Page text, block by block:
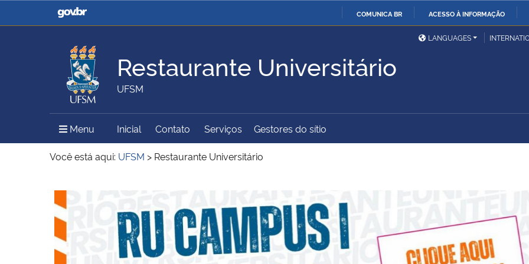
COMUNICA BR ACESSO À INFORMAÇÃO
Casa Civil
Ministério da Justiça e
Ministério da Defesa
Ministério das Relações
Exteriores
Ministério da Agricultura,
Pecuária e Abastecimento
Ministério da Educação Ministério da Cidadania
Ministério do Meio Ambiente Ministério do Turismo
Ministério do
Institucional
Advocacia-Geral da União
LANGUAGES
Restaurante Universitário
UFSM
Menu Menu Principal do Sítio
Inicial Contato Serviços Gestores do sítio
Você está aqui: UFSM > Restaurante Universitário